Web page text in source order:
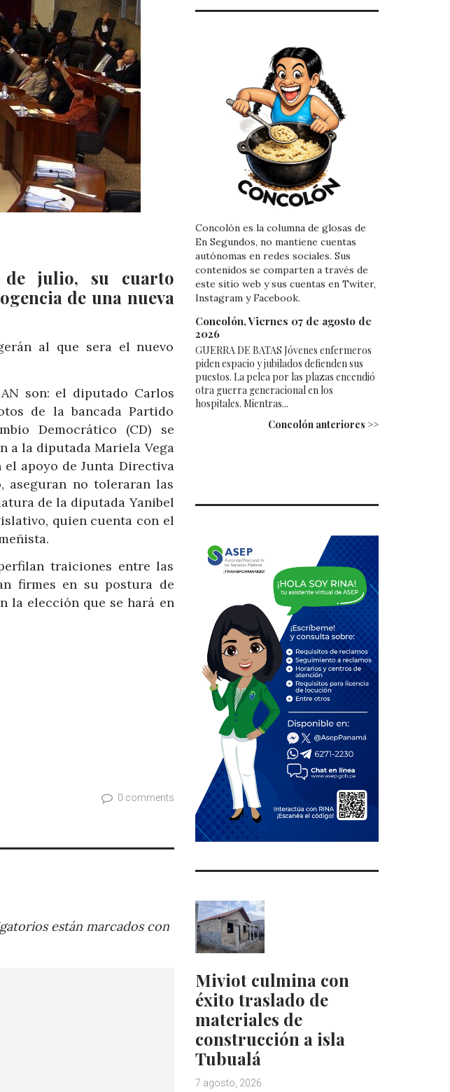
de julio, su cuarto
de una nueva
al que sera el nuevo
son: el diputado Carlos
de la bancada Partido
Democrático (CD) se
a la diputada Mariela Vega
el apoyo de Junta Directiva
no toleraran las
de la diputada Yanibel
quien cuenta con el
traiciones entre las
firmes en su postura de
la elección que se hará en
0 comments
están marcados con
Concolón es la columna de glosas de
En Segundos, no mantiene cuentas
autónomas en redes sociales. Sus
contenidos se comparten a través de
este sitio web y sus cuentas en Twiter,
Instagram y Facebook.
Concolón, Viernes 07 de agosto de
2026
GUERRA DE BATAS Jóvenes enfermeros
piden espacio y jubilados defienden sus
puestos. La pelea por las plazas encendió
otra guerra generacional en los
hospitales. Mientras...
Concolón anteriores >>
Miviot culmina con
éxito traslado de
materiales de
construcción a isla
Tubualá
7 agosto, 2026